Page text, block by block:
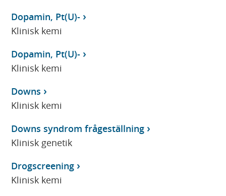
Dopamin, Pt(U)-
Klinisk kemi
Dopamin, Pt(U)-
Klinisk kemi
Downs
Klinisk kemi
Downs syndrom frågeställning
Klinisk genetik
Drogscreening
Klinisk kemi